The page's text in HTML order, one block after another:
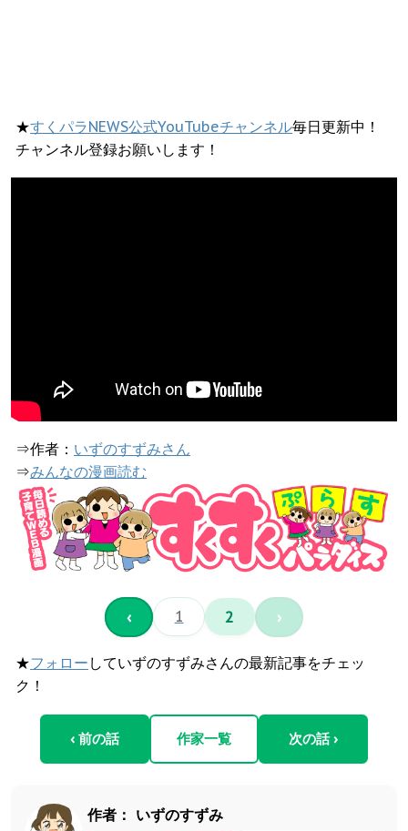
★すくパラNEWS公式YouTubeチャンネル毎日更新中！
チャンネル登録お願いします！
⇒作者： いずのすずみさん
⇒みんなの漫画読む
‹ 1 2 ›
★フォロー していずのすずみさんの最新記事をチェッ
ク！
‹ 前の話 作家一覧 次の話 ›
作者： いずのすずみ